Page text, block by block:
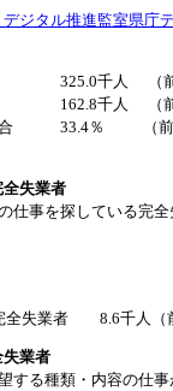
ジタル推進監室県庁
千人 （前年
千人 （前年
合 33.4％ （前年
失業者
を探している完全
失業者 8.6千人（前
業者
る種類・内容の仕